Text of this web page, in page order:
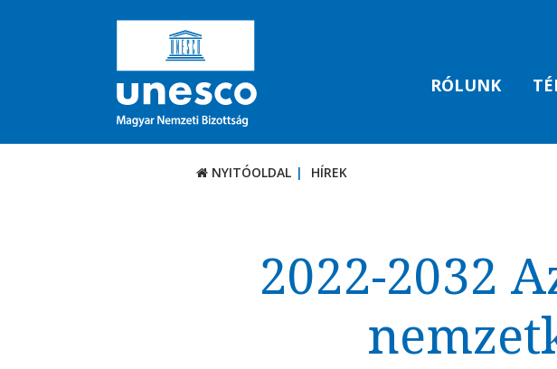
RÓLUNK
NYITÓOLDAL HÍREK
2022-2032